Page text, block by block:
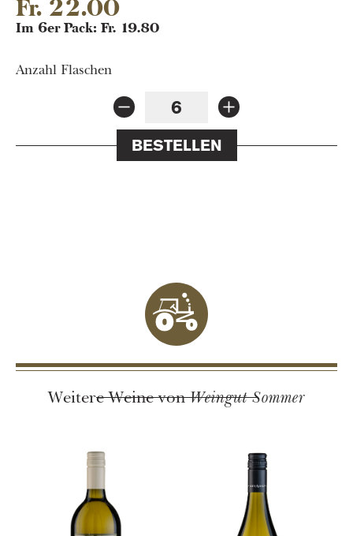
Fr. 22.00
Anzahl Flaschen
BESTELLEN
Im 6er Pack: Fr. 19.80
Weingut Sommer
Weitere Weine vonWeingut Sommer